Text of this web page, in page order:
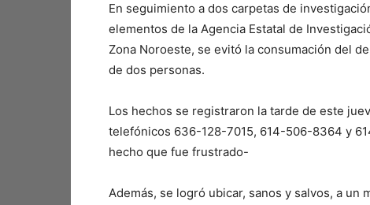
En seguimiento a dos carpetas de
elementos de la Agencia Estatal de
Zona Noroeste, se evitó la consumación del
de dos personas.
Los hechos se registraron la tarde de este
telefónicos 636-128-7015, 614-506-8364 y
hecho que fue frustrado-
Además, se logró ubicar, sanos y salvos, a un